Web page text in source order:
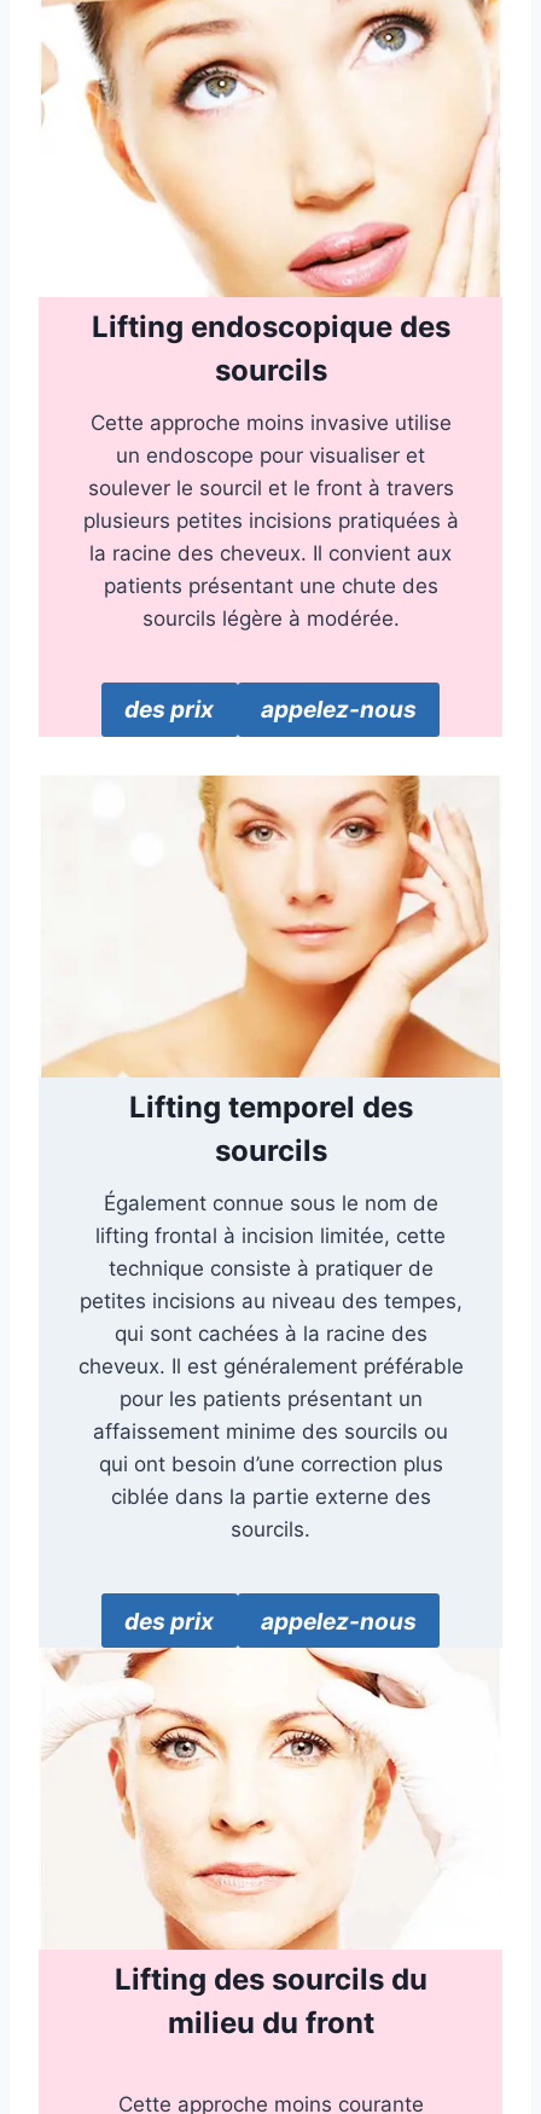
Lifting endoscopique des
sourcils
Cette approche moins invasive utilise
un endoscope pour visualiser et
soulever le sourcil et le front à travers
plusieurs petites incisions pratiquées à
la racine des cheveux. Il convient aux
patients présentant une chute des
sourcils légère à modérée.
des prix appelez-nous
Lifting temporel des
sourcils
Également connue sous le nom de
lifting frontal à incision limitée, cette
technique consiste à pratiquer de
petites incisions au niveau des tempes,
qui sont cachées à la racine des
cheveux. Il est généralement préférable
pour les patients présentant un
affaissement minime des sourcils ou
qui ont besoin d’une correction plus
ciblée dans la partie externe des
sourcils.
des prix appelez-nous
Lifting des sourcils du
milieu du front
Cette approche moins courante